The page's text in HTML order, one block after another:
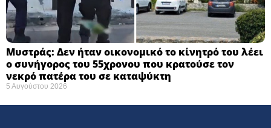
Μυστράς: Δεν ήταν οικονομικό το κίνητρό του λέει
ο συνήγορος του 55χρονου που κρατούσε τον
νεκρό πατέρα του σε καταψύκτη
5 Αυγούστου 2026